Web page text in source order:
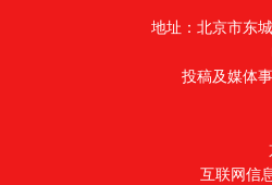
地址：北京市东
投稿及媒体
互联网信